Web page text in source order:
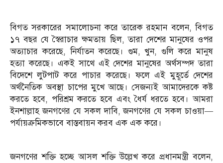
বিগত সরকারের সমালোচনা করে তারেক রহমান বলেন, বিগত
১৭ বছর যে স্বৈরাচার ক্ষমতায় ছিল, তারা দেশের মানুষের ওপর
অত্যাচার করেছে, নির্যাতন করেছে। গুম, খুন, গুলি করে মানুষ
হত্যা করেছে। একই সাথে এই দেশের মানুষের অর্থসম্পদ তারা
বিদেশে লুটপাট করে পাচার করেছে। ফলে এই মুহূর্তে দেশের
অর্থনৈতিক অবস্থা চাপের মুখে আছে। সেজন্যই আমাদেরকে কষ্ট
করতে হবে, পরিশ্রম করতে হবে এবং ধৈর্য ধরতে হবে। আমরা
ইনশাল্লাহ জনগণের যে সকল দাবি, জনগণের যে সকল চাওয়া—
পর্যায়ক্রমিকভাবে বাস্তবায়ন করব এক এক করে।
জনগণের শক্তি হচ্ছে আসল শক্তি উল্লেখ করে প্রধানমন্ত্রী বলেন,